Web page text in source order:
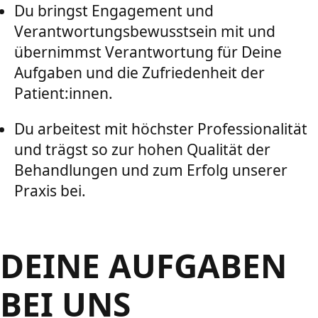
Du bringst Engagement und
Verantwortungsbewusstsein mit und
übernimmst Verantwortung für Deine
Aufgaben und die Zufriedenheit der
Patient:innen.
Du arbeitest mit höchster Professionalität
und trägst so zur hohen Qualität der
Behandlungen und zum Erfolg unserer
Praxis bei.
DEINE AUFGABEN
BEI UNS